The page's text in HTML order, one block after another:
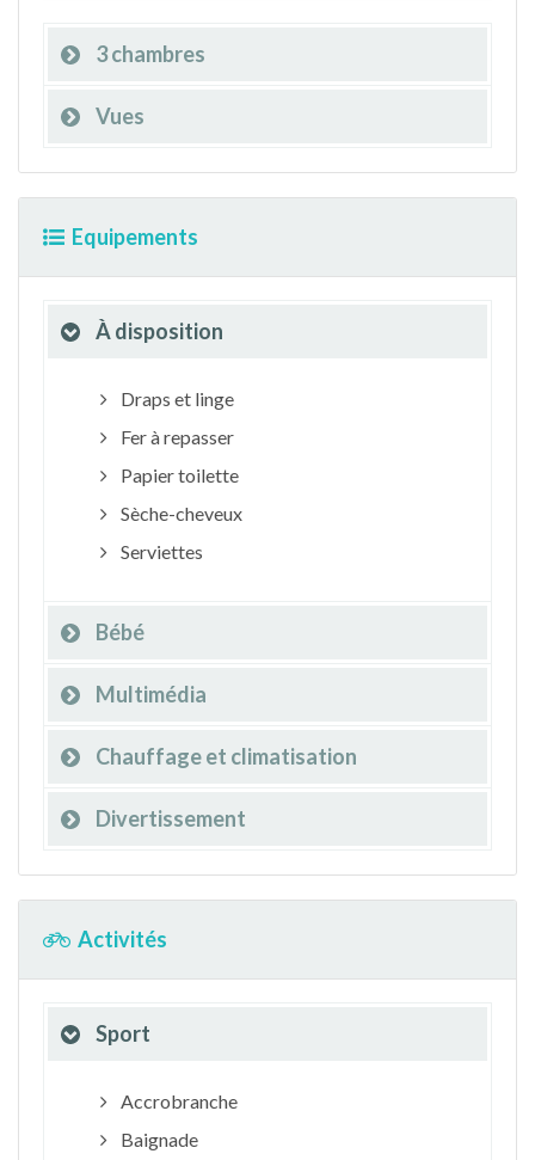
3 chambres
Vues
Equipements
À disposition
Draps et linge
Fer à repasser
Papier toilette
Sèche-cheveux
Serviettes
Bébé
Multimédia
Chauffage et climatisation
Divertissement
Activités
Sport
Accrobranche
Baignade